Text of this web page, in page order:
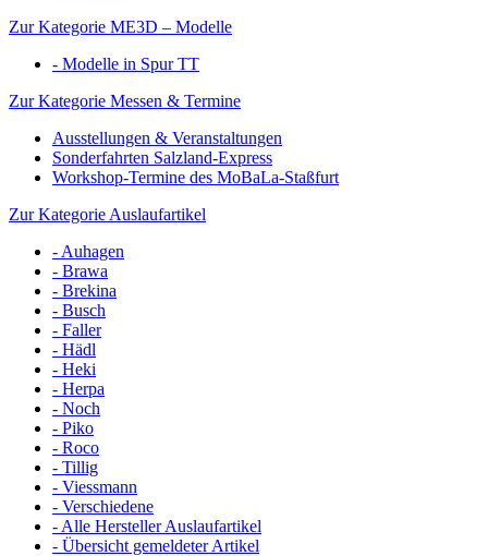
Zur Kategorie ME3D – Modelle
- Modelle in Spur TT
Zur Kategorie Messen & Termine
Ausstellungen & Veranstaltungen
Sonderfahrten Salzland-Express
Workshop-Termine des MoBaLa-Staßfurt
Zur Kategorie Auslaufartikel
- Auhagen
- Brawa
- Brekina
- Busch
- Faller
- Hädl
- Heki
- Herpa
- Noch
- Piko
- Roco
- Tillig
- Viessmann
- Verschiedene
- Alle Hersteller Auslaufartikel
- Übersicht gemeldeter Artikel